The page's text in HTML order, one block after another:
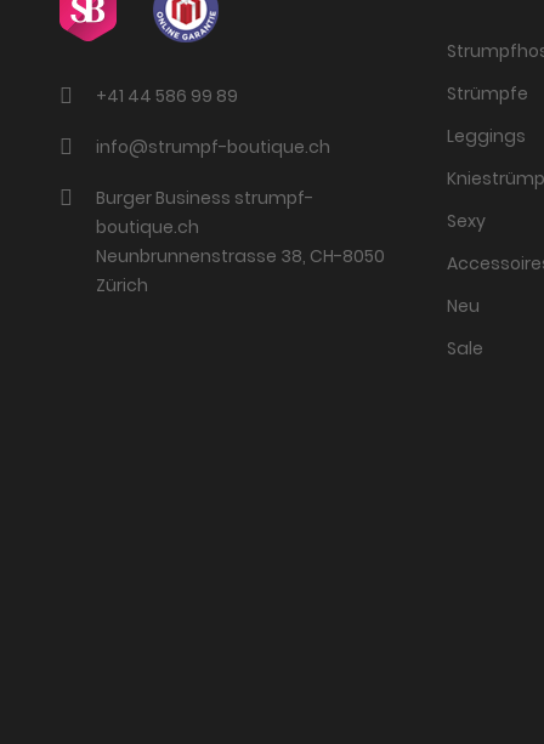
+41 44 586 99 89
info@strumpf-boutique.ch
Burger Business strumpf-
boutique.ch
Neunbrunnenstrasse 38, CH-8050
Zürich
Strümpfe
Leggings
Sexy
Neu
Sale